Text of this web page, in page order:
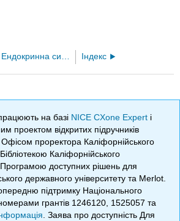
Індекс
на базі NICE CXone Expert і
проектом відкритих підручників
проректора Каліфорнійського
Каліфорнійського
Програмою доступних рішень для
державного університету та Merlot.
підтримку Національного
грантів 1246120, 1525057 та
. Заява про доступність Для